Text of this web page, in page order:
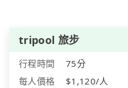
tripool 旅步
行程時間
75分
每人價格
$1,120/人